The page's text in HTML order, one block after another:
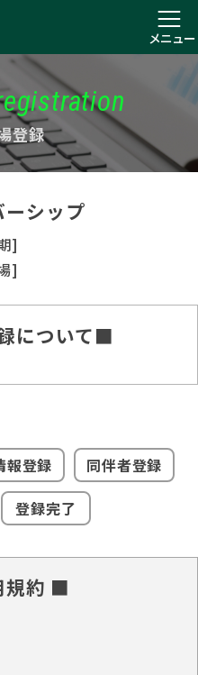
メニュー
登録
ーシップ
]
]
について■
報登録
同伴者登録
登録完了
規約 ■